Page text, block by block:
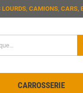
LOURDS, CAMIONS, CARS,
CARROSSERIE